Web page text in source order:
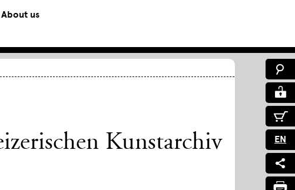
About us
EN
Kunstarchiv